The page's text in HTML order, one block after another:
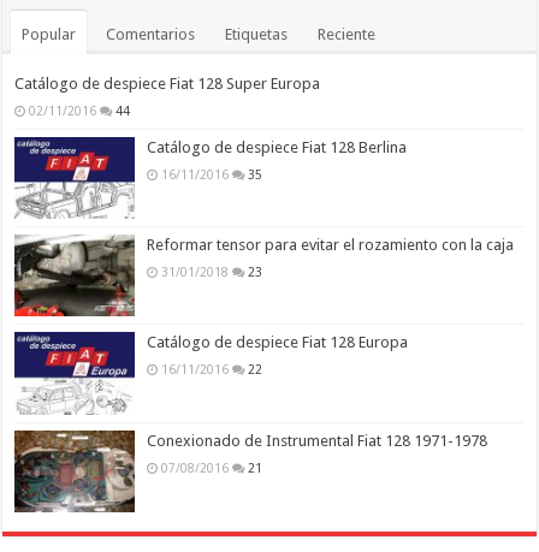
Popular Comentarios Etiquetas Reciente
Catálogo de despiece Fiat 128 Super Europa
02/11/2016 44
Catálogo de despiece Fiat 128 Berlina
16/11/2016 35
Reformar tensor para evitar el rozamiento con la caja
31/01/2018 23
Catálogo de despiece Fiat 128 Europa
16/11/2016 22
Conexionado de Instrumental Fiat 128 1971-1978
07/08/2016 21